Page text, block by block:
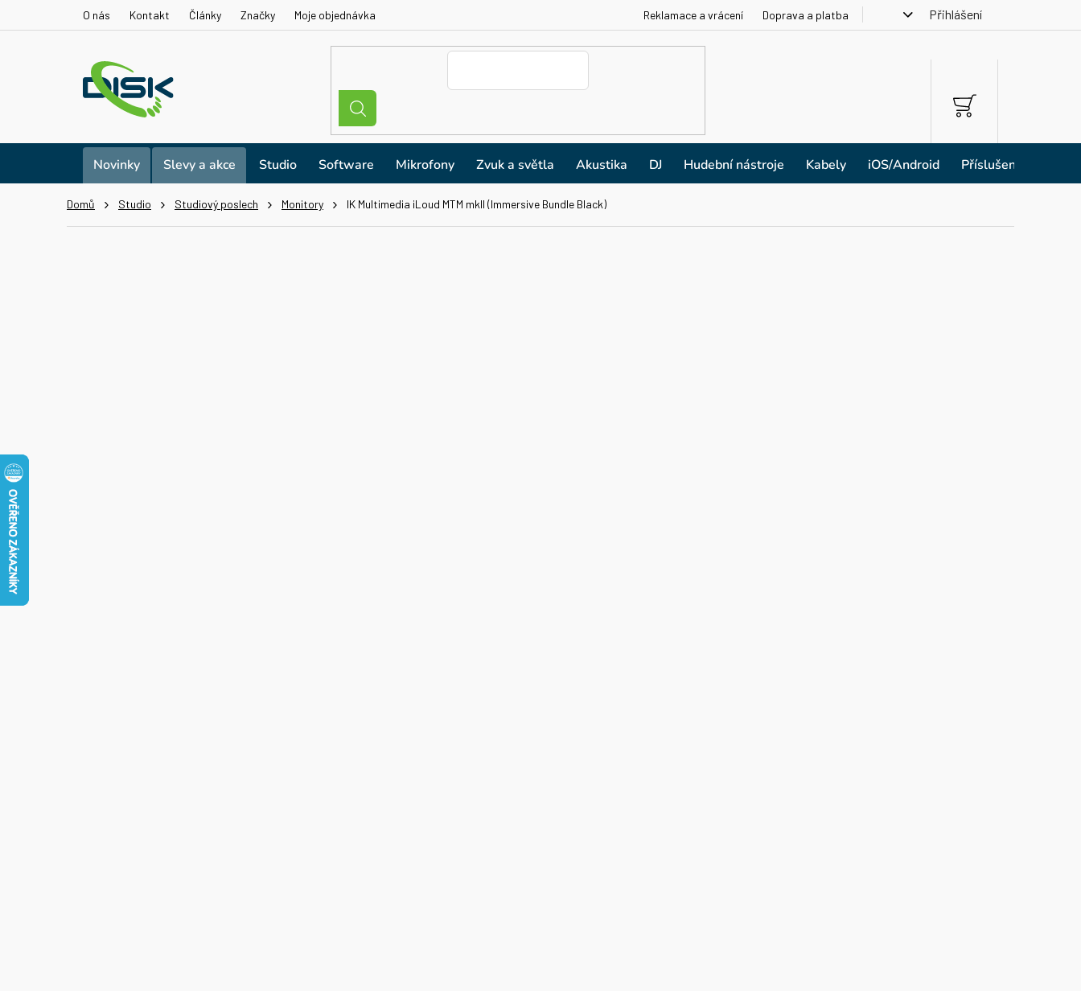
O nás Kontakt Články Značky Moje objednávka Reklamace a vrácení Doprava a platba Přihlášení
NÁKUPNÍ
KOŠÍK
Novinky Slevy a akce Studio Software Mikrofony Zvuk a světla Akustika DJ Hudební nástroje Kabely iOS/Android Příslušenství
Domů Studio Studiový poslech Monitory IK Multimedia iLoud MTM mkII (Immersive Bundle Black)